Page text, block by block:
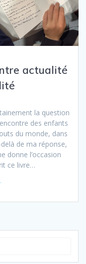
actualité
la question
des enfants
du monde, dans
de ma réponse,
donne l’occasion
ce livre…